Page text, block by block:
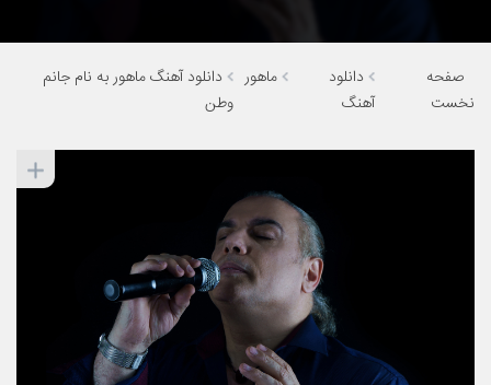
صفحه
نخست
دانلود
آهنگ
ماهور
دانلود آهنگ ماهور به نام جانم
وطن